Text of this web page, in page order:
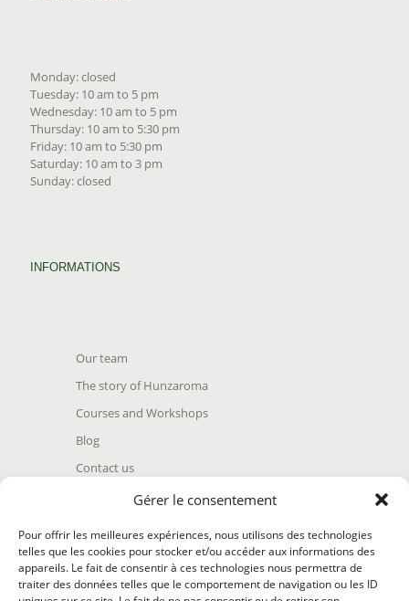
Gérer le consentement
Pour offrir les meilleures expériences, nous utilisons des technologies
telles que les cookies pour stocker et/ou accéder aux informations des
appareils. Le fait de consentir à ces technologies nous permettra de
traiter des données telles que le comportement de navigation ou les ID
Monday: closed
Tuesday: 10 am to 5 pm
Wednesday: 10 am to 5 pm
Thursday: 10 am to 5:30 pm
Friday: 10 am to 5:30 pm
Saturday: 10 am to 3 pm
Sunday: closed
INFORMATIONS
Our team
The story of Hunzaroma
Courses and Workshops
Blog
Contact us
Find our product
Terms and conditions
Return policy